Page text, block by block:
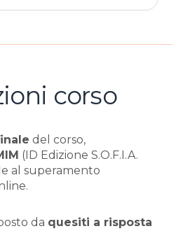
corso
del corso,
(ID Edizione S.O.F.I.A.
al superamento
da quesiti a risposta